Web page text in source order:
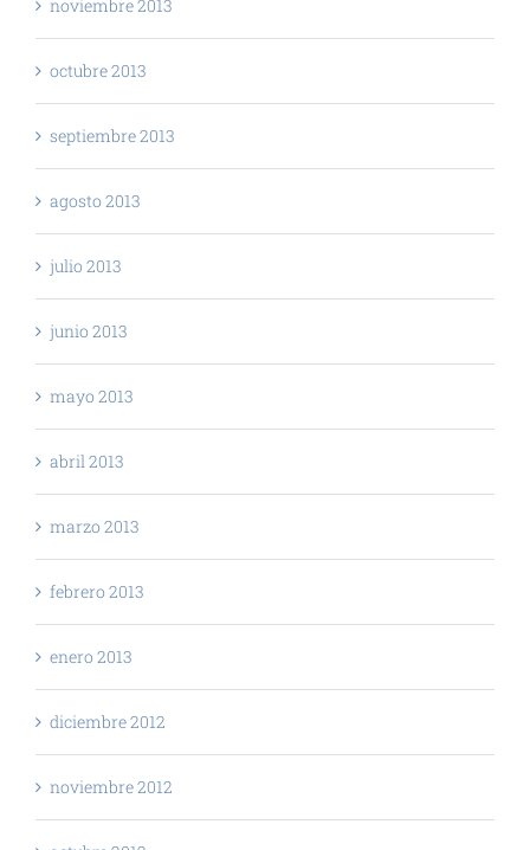
noviembre 2013
octubre 2013
septiembre 2013
agosto 2013
julio 2013
junio 2013
mayo 2013
abril 2013
marzo 2013
febrero 2013
enero 2013
diciembre 2012
noviembre 2012